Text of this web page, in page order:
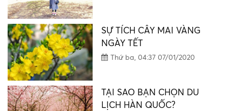
NGÀY TẾT
Thứ ba, 04:37 07/01/2020
Thứ ba, 04:31 07/01/2020